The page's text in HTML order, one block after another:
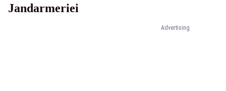
Advertising
Jandarmeriei